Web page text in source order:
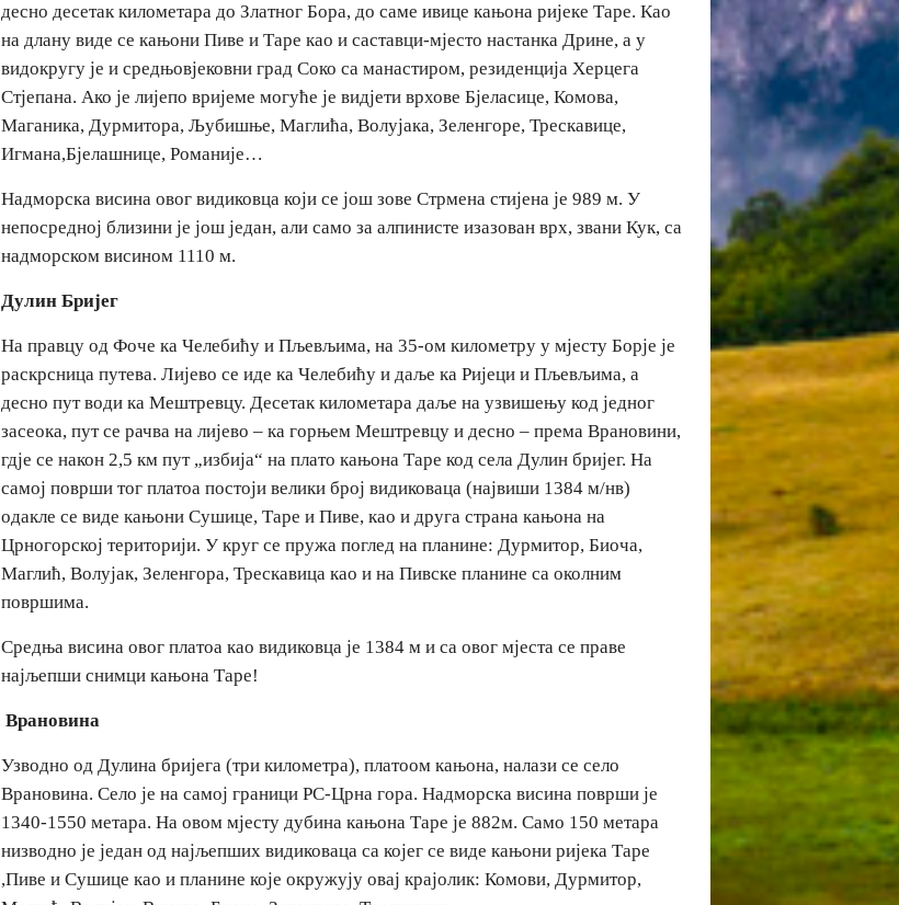
десно десетак километара до Златног Бора, до саме ивице кањона ријеке Таре. Као
на длану виде се кањони Пиве и Таре као и саставци-мјесто настанка Дрине, а у
видокругу је и средњовјековни град Соко са манастиром, резиденција Херцега
Стјепана. Ако је лијепо вријеме могуће је видјети врхове Бјеласице, Комова,
Маганика, Дурмитора, Љубишње, Маглића, Волујака, Зеленгоре, Трескавице,
Игмана,Бјелашнице, Романије…
Надморска висина овог видиковца који се још зове Стрмена стијена је 989 м. У
непосредној близини је још један, али само за алпинисте изазован врх, звани Кук, са
надморском висином 1110 м.
Дулин Бријег
На правцу од Фоче ка Челебићу и Пљевљима, на 35-ом километру у мјесту Борје је
раскрсница путева. Лијево се иде ка Челебићу и даље ка Ријеци и Пљевљима, а
десно пут води ка Мештревцу. Десетак километара даље на узвишењу код једног
засеока, пут се рачва на лијево – ка горњем Мештревцу и десно – према Врановини,
гдје се након 2,5 км пут „избија“ на плато кањона Таре код села Дулин бријег. На
самој површи тог платоа постоји велики број видиковаца (највиши 1384 м/нв)
одакле се виде кањони Сушице, Таре и Пиве, као и друга страна кањона на
Црногорској територији. У круг се пружа поглед на планине: Дурмитор, Биоча,
Маглић, Волујак, Зеленгора, Трескавица као и на Пивске планине са околним
површима.
Средња висина овог платоа као видиковца је 1384 м и са овог мјеста се праве
најљепши снимци кањона Таре!
Врановина
Узводно од Дулина бријега (три километра), платоом кањона, налази се село
Врановина. Село је на самој граници РС-Црна гора. Надморска висина површи је
1340-1550 метара. На овом мјесту дубина кањона Таре је 882м. Само 150 метара
низводно је један од најљепших видиковаца са којег се виде кањони ријека Таре
,Пиве и Сушице као и планине које окружују овај крајолик: Комови, Дурмитор,